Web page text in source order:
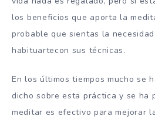
los beneficios que aporta la
probable que sientas la
habituartecon sus técnicas.
En los últimos tiempos mucho se
dicho sobre esta práctica y se ha
meditar es efectivo para mejorar